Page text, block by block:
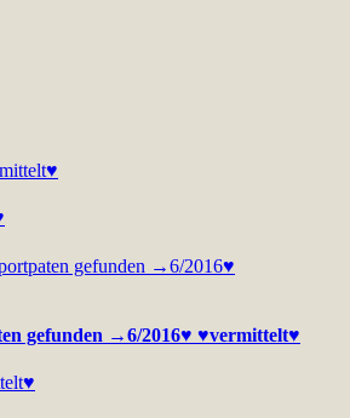
gefunden →6/2016♥ ♥vermittelt♥